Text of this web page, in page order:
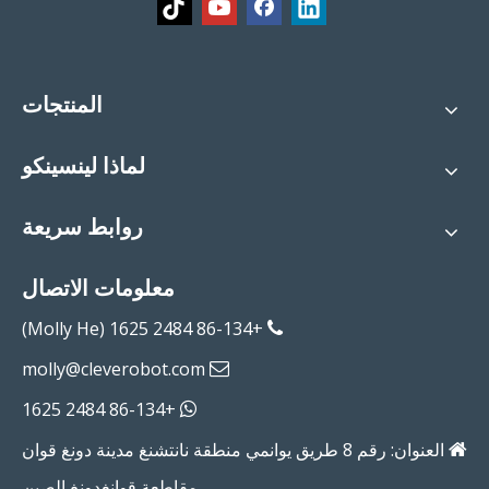
المنتجات
لماذا لينسينكو
روابط سريعة
معلومات الاتصال

+86-134 2484 1625 (Molly He)

molly@cleverobot.com

+86-134 2484 1625

العنوان: رقم 8 طريق يوانمي منطقة نانتشنغ مدينة دونغ قوان